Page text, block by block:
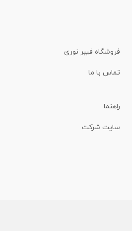
فروشگاه فیبر نوری
تماس با ما
راهنما
سایت شرکت